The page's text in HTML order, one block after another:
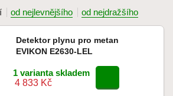
od nejlevnějšího od nejdražšího
Detektor plynu pro metan
EVIKON E2630-LEL
1 varianta skladem
4 833 Kč